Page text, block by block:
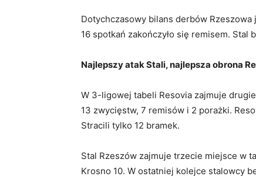
Dotychczasowy bilans derbów
16 spotkań zakończyło się remisem. Stal
Najlepszy atak Stali, najlepsza obrona
W 3-ligowej tabeli Resovia zajmuje
13 zwycięstw, 7 remisów i 2 porażki.
Stracili tylko 12 bramek.
Stal Rzeszów zajmuje trzecie miejsce w
Krosno 10. W ostatniej kolejce stalowcy